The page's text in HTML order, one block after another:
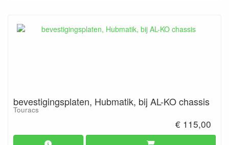
bevestigingsplaten, Hubmatik, bij AL-KO chassis
Touracs
€ 115,00